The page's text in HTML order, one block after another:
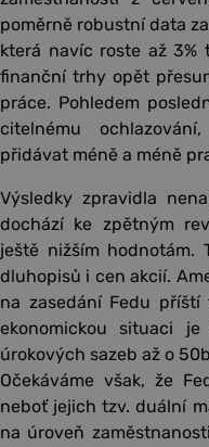
poměrně robustní data
která navíc roste až 3%
finanční trhy opět
práce. Pohledem
citelnému
přidávat méně a méně
Výsledky zpravidla
dochází ke zpětným
ještě nižším hodnotám.
dluhopisů i cen akcií.
na zasedání Fedu
ekonomickou situaci
úrokových sazeb až o
Očekáváme však, že
neboť jejich tzv. duální
na úroveň